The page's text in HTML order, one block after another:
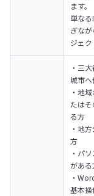
ます。
単な
ぎな
ジェク
・三
城市
・地
たは
る方
・地
方
・パ
がある
・
基本